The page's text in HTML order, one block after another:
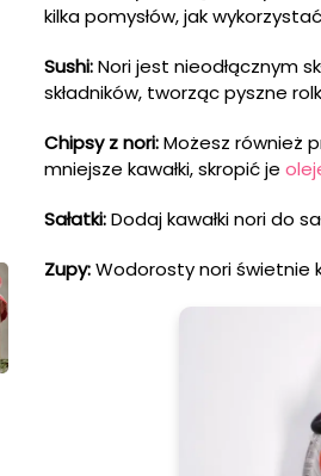
kilka pomysłów, jak
Sushi:Nori jest nieodłącznym
składników, tworząc pyszne
Chipsy z nori:Możesz również
mniejsze kawałki, skropić je
Sałatki:Dodaj kawałki nori do
Zupy:Wodorosty nori świetnie